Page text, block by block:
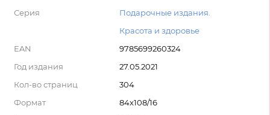
Серия
Подарочные издания.
Красота и здоровье
EAN
9785699260324
Год издания
27.05.2021
Кол-во страниц
304
Формат
84x108/16